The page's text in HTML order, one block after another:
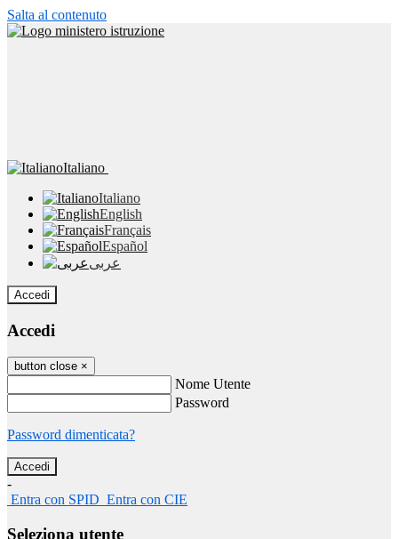
Salta al contenuto
Italiano
Italiano
English
Français
Español
عربى
Accedi
Accedi
button close ×
Nome Utente
Password
Password dimenticata?
-
Entra con SPID Entra con CIE
Seleziona utente